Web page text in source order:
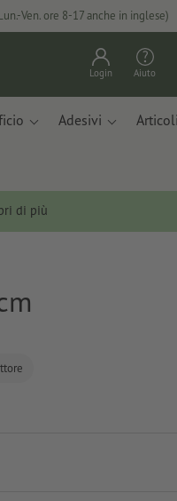
Ven. ore 8-17 anche in inglese)
Login Aiuto
Adesivi
di più